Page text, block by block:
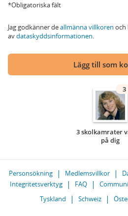
*Obligatoriska fält
Jag godkänner deallmänna villkoren och
avdataskyddsinformationen.
Lägg till som
3
3 skolkamrater
på dig
Personsökning Medlemsvillkor
Integritetsverktyg
FAQ
Tyskland
Schweiz